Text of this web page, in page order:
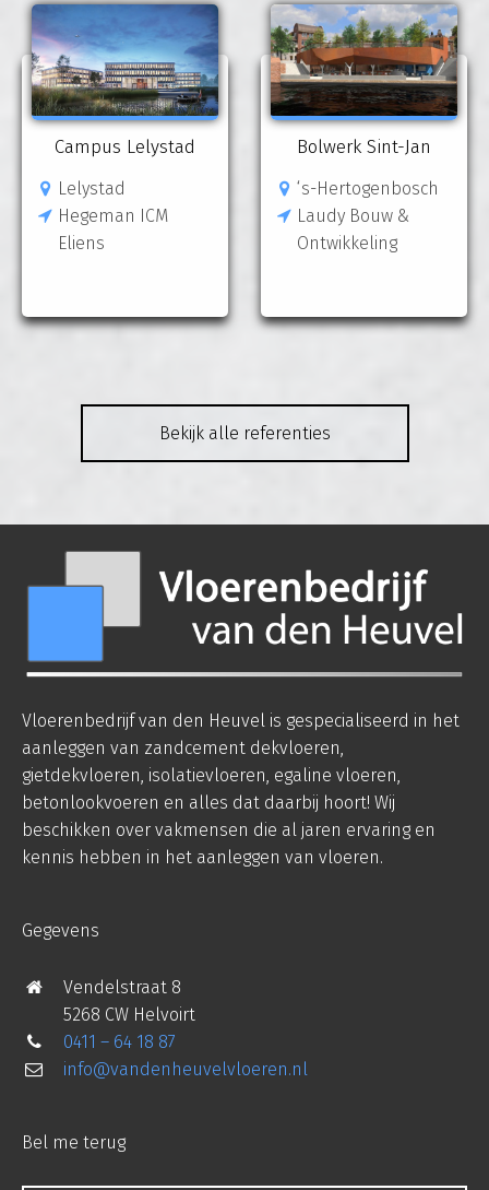
Campus Lelystad
Lelystad
Hegeman ICM
Eliens
Bolwerk Sint-Jan
‘s-Hertogenbosch
Laudy Bouw &
Ontwikkeling
Bekijk alle referenties
Vloerenbedrijf van den Heuvel is gespecialiseerd in het
aanleggen van zandcement dekvloeren,
gietdekvloeren, isolatievloeren, egaline vloeren,
betonlookvoeren en alles dat daarbij hoort! Wij
beschikken over vakmensen die al jaren ervaring en
kennis hebben in het aanleggen van vloeren.
Gegevens
Vendelstraat 8
5268 CW Helvoirt
0411 – 64 18 87
info@vandenheuvelvloeren.nl
Bel me terug